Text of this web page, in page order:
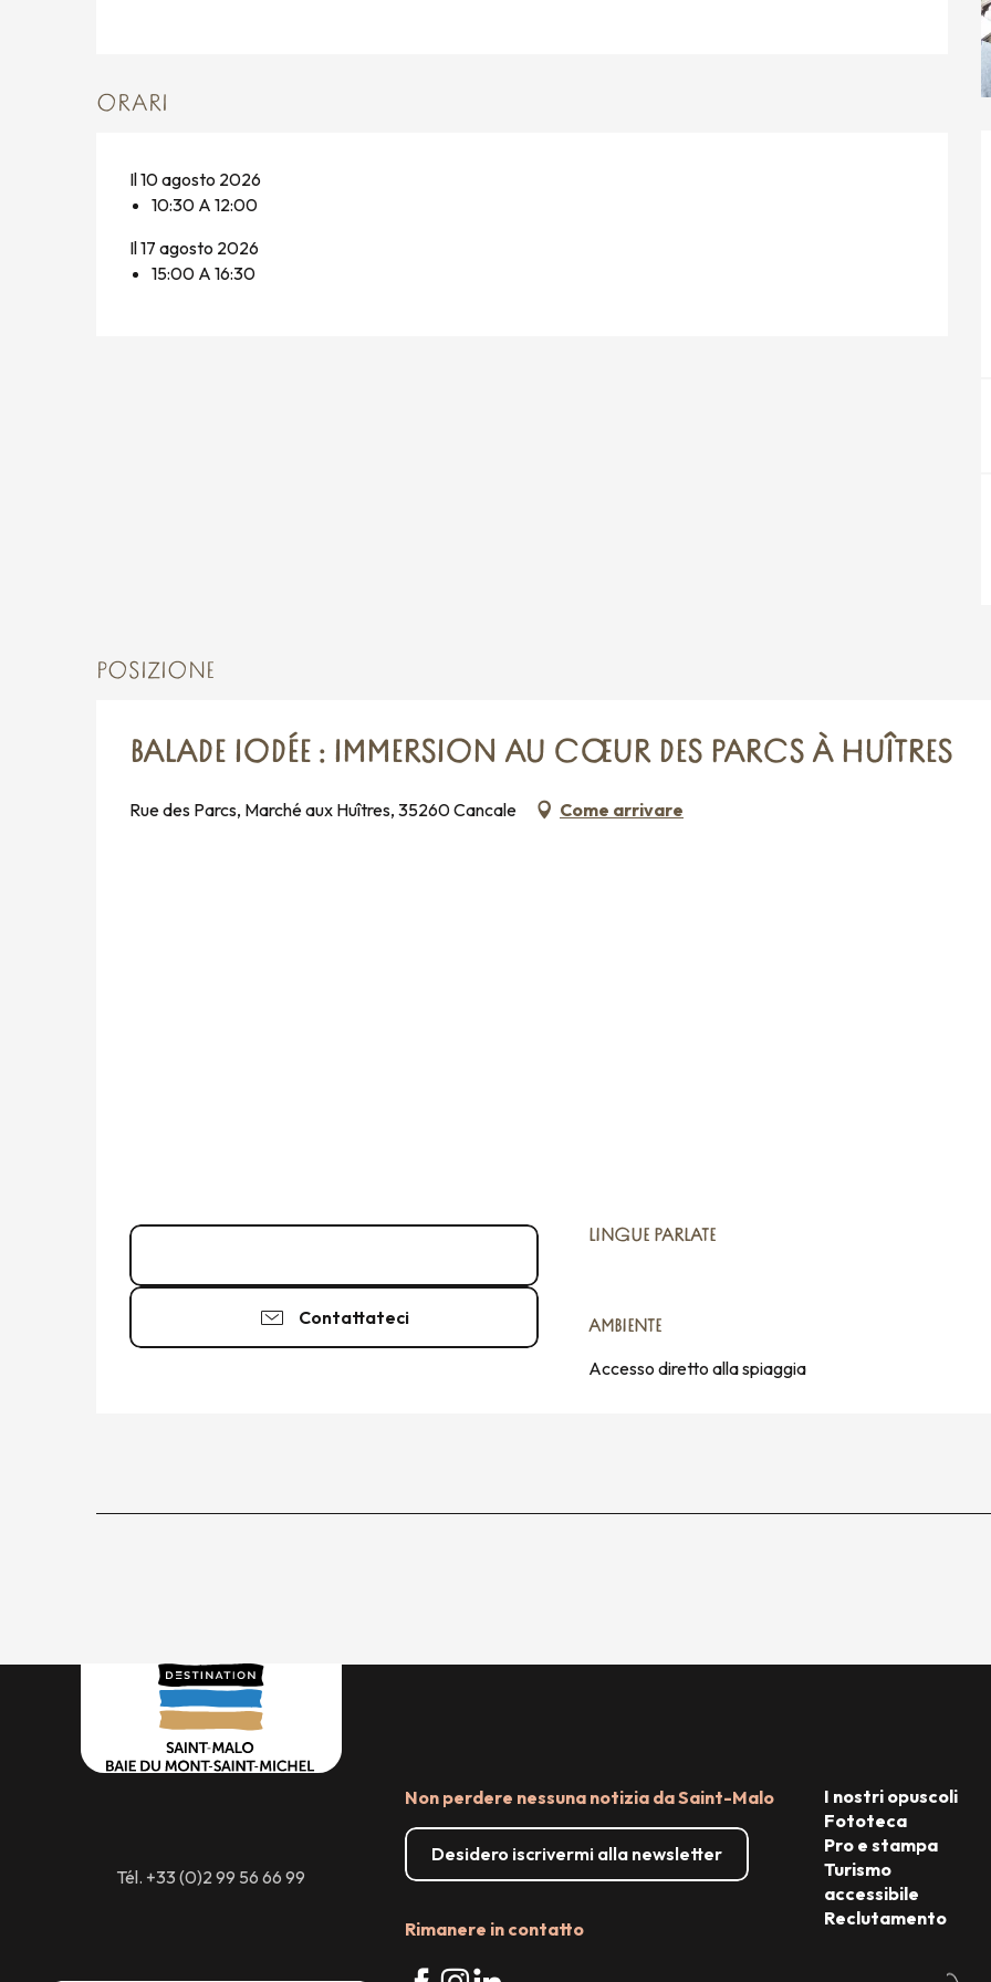
ORARI
Il 10 agosto 2026
10:30 A 12:00
Il 17 agosto 2026
15:00 A 16:30
POSIZIONE
BALADE IODÉE : IMMERSION AU CŒUR DES PARCS À HUÎTRES
Rue des Parcs, Marché aux Huîtres, 35260 Cancale Come arrivare
Contattateci
LINGUE PARLATE
LINGUE PARLATE
AMBIENTE
AMBIENTE
Accesso diretto alla spiaggia
Tél. +33 (0)2 99 56 66 99
Non perdere nessuna notizia da Saint-Malo
Desidero iscrivermi alla newsletter
Rimanere in contatto
I nostri opuscoli
Fototeca
Pro e stampa
Turismo
accessibile
Reclutamento